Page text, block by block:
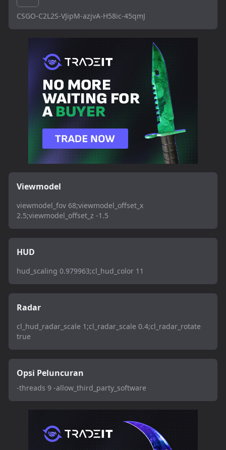
CSGO-C2L2S-VJipM-azjvA-H58ic-45qmJ
Viewmodel
viewmodel_fov 68;viewmodel_offset_x
2.5;viewmodel_offset_z -1.5
HUD
hud_scaling 0.979963;cl_hud_color 11
Radar
cl_hud_radar_scale 1;cl_radar_scale 0.4;cl_radar_rotate
true
Opsi Peluncuran
-threads 9 -allow_third_party_software